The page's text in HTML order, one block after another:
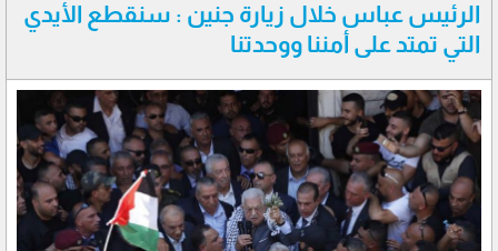
الرئيس عباس خلال زيارة جنين : سنقطع الأيدي
التي تمتد على أمننا ووحدتنا